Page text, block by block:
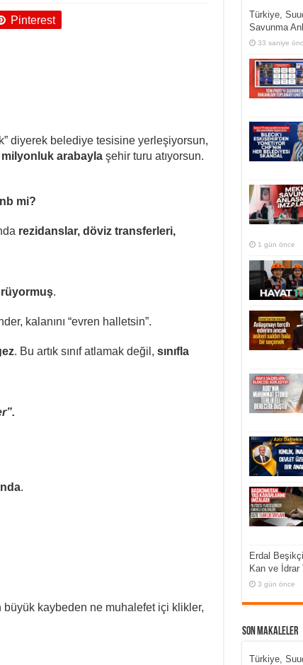
Pinterest
diyerek belediye tesisine yerleşiyorsun,
milyonluk arabaylaşehir turu atıyorsun.
mi?
rezidanslar, döviz transferleri,
.
kalanını “evren halletsin”.
. Bu artık sınıf atlamak değil, sınıfla
.
büyük kaybeden ne muhalefet içi klikler,
Türkiye,
Savunma
33 saniye
1 gün önce
Erdal
Kan ve İdrar
3 gün önce
Son Makaleler
Türkiye,